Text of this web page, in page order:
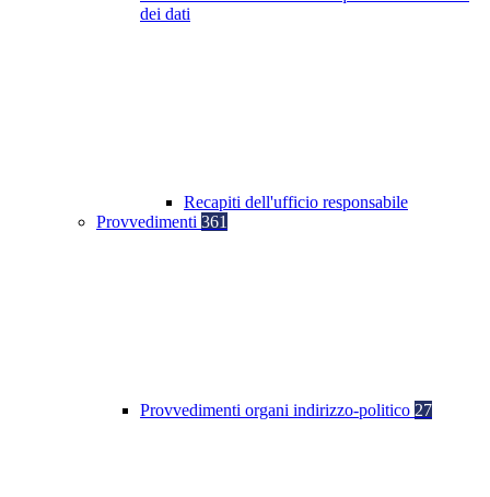
dei dati
Recapiti dell'ufficio responsabile
Provvedimenti 361
Provvedimenti organi indirizzo-politico 27